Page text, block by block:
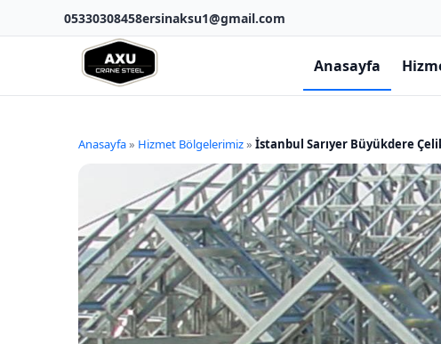
05330308458ersinaksu1@gmail.com
Anasayfa
Anasayfa» Hizmet Bölgelerimiz» İstanbul Sarıyer Büyükdere